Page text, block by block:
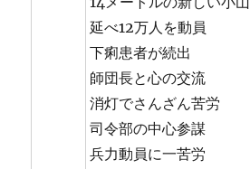
延べ12万人を動員
下痢患者が続出
師団長と心の交流
消灯でさんざん苦労
司令部の中心参謀
兵力動員に一苦労